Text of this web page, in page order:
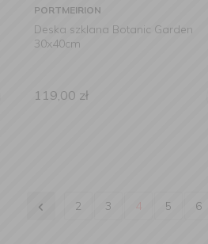
PORTMEIRION
Deska szklana Botanic Garden
30x40cm
119,00 zł
2 3 4 5 6